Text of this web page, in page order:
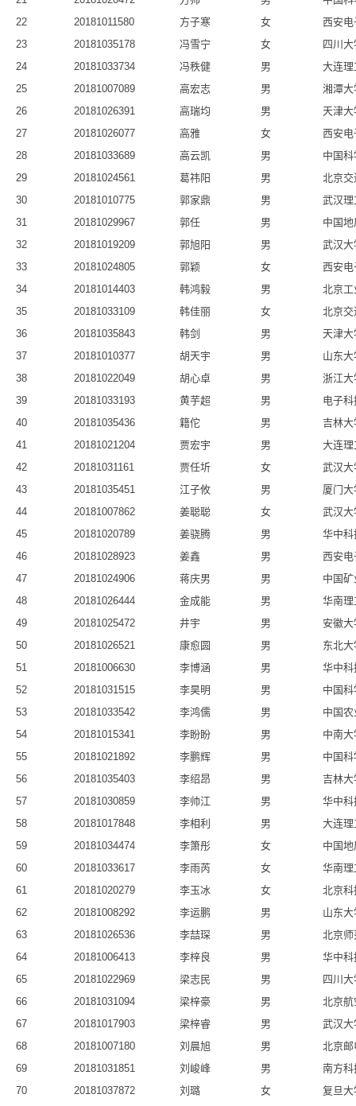
22
20181011580 方子寒 女
西安电
23
20181035178 冯雪宁 女
四川大
24
20181033734 冯秩健 男
大连理
25
20181007089 高宏志 男
湘潭大
26
20181026391 高瑞均 男
天津大
27
20181026077 高雅 女
西安电
28
20181033689 高云凯 男
中国
29
20181024561 葛祎阳 男
北京交
30
20181010775 郭家鼎 男
武汉理
31
20181029967 郭任 男
中国
32
20181019209 郭旭阳 男
武汉大
33
20181024805 郭颖 女
西安电
34
20181014403 韩鸿毅 男
北京工
35
20181033109 韩佳丽 女
北京交
36
20181035843 韩剑 男
天津大
37
20181010377 胡天宇 男
山东大
38
20181022049 胡心卓 男
浙江大
39
20181033193 黄芋超 男
电子
40
20181035436 籍佗 男
吉林大
41
20181021204 贾宏宇 男
大连理
42
20181031161 贾任圻 女
武汉大
43
20181035451 江子攸 男
厦门大
44
20181007862 姜聪聪 女
武汉大
45
20181020789 姜骁腾 男
华中科
46
20181028923 姜鑫 男
西安电
47
20181024906 蒋庆男 男
中国
48
20181026444 金成能 男
华南理
49
20181025472 井宇 男
安徽大
50
20181026521 康愈圆 男
东北大
51
20181006630 李博涵 男
华中科
52
20181031515 李昊明 男
中国
53
20181033542 李鸿儒 男
中国
54
20181015341 李盼盼 男
中南大
55
20181021892 李鹏辉 男
中国
56
20181035403 李绍昂 男
吉林大
57
20181030859 李帅江 男
华中科
58
20181017848 李相利 男
大连理
59
20181034474 李箫彤 女
中国
60
20181033617 李雨芮 女
华南理
61
20181020279 李玉冰 女
北京科
62
20181008292 李运鹏 男
山东大
63
20181026536 李喆琛 男
北京师
64
20181006413 李梓良 男
华中科
65
20181022969 梁志民 男
四川大
66
20181031094 梁梓豪 男
北京航
67
20181017903 梁梓睿 男
武汉大
68
20181007180 刘晨旭 男
北京邮
69
20181031851 刘峻峰 男
南方科
70
20181037872 刘璐 女
复旦大